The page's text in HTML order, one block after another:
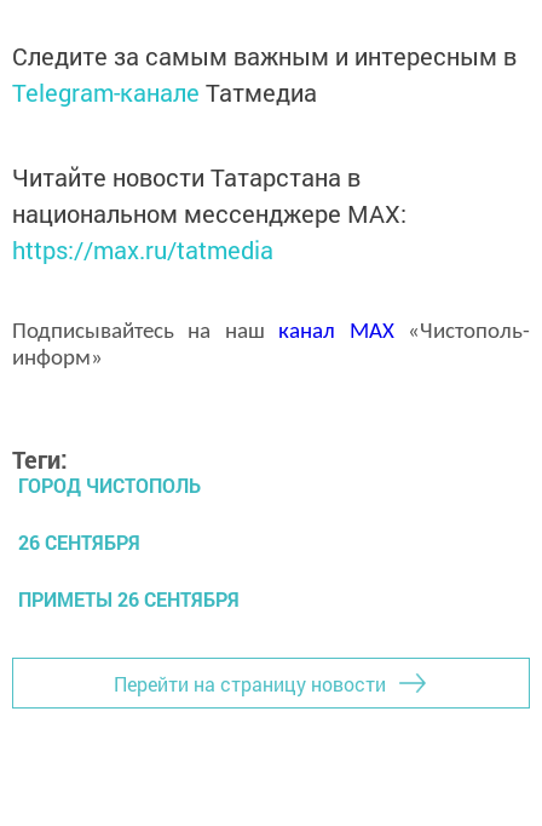
Следите за самым важным и интересным в
Telegram-канале Татмедиа
Читайте новости Татарстана в
национальном мессенджере MАХ:
https://max.ru/tatmedia
Подписывайтесь на наш канал MAX«Чистополь-
информ»
Теги:
ГОРОД ЧИСТОПОЛЬ
26 СЕНТЯБРЯ
ПРИМЕТЫ 26 СЕНТЯБРЯ
Перейти на страницу новости